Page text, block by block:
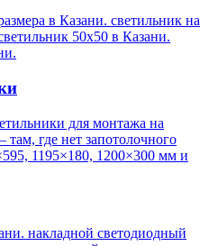
в Казани. светильник на
50х50 в Казани.
.
для монтажа на
где нет запотолочного
1195×180, 1200×300 мм и
накладной светодиодный